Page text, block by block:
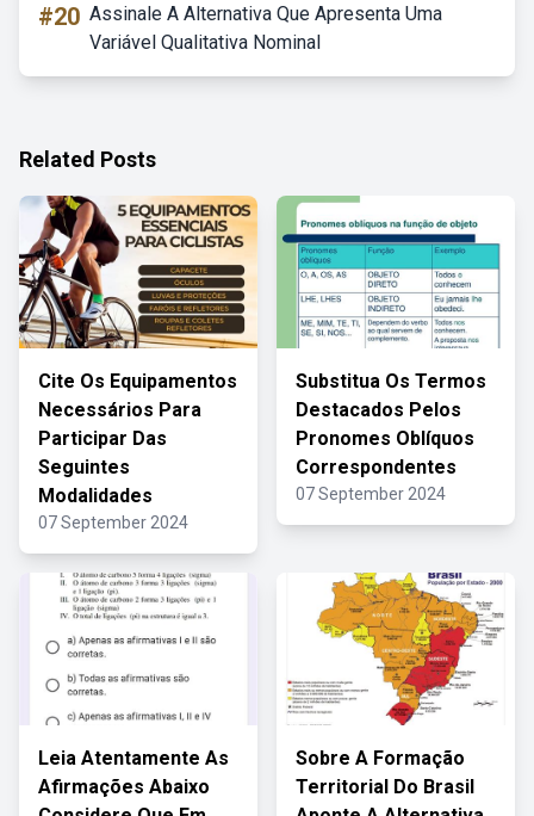
#20 Assinale A Alternativa Que Apresenta Uma
Variável Qualitativa Nominal
Related Posts
Cite Os Equipamentos
Necessários Para
Participar Das
Seguintes
Modalidades
07 September 2024
Substitua Os Termos
Destacados Pelos
Pronomes Oblíquos
Correspondentes
07 September 2024
Leia Atentamente As
Afirmações Abaixo
Sobre A Formação
Territorial Do Brasil